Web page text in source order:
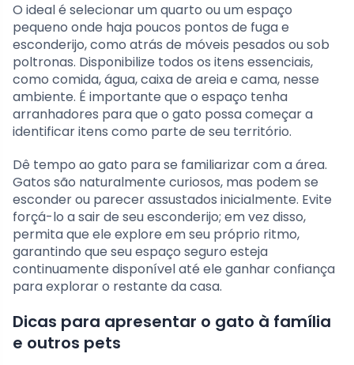
O ideal é selecionar um quarto ou um espaço
pequeno onde haja poucos pontos de fuga e
esconderijo, como atrás de móveis pesados ou sob
poltronas. Disponibilize todos os itens essenciais,
como comida, água, caixa de areia e cama, nesse
ambiente. É importante que o espaço tenha
arranhadores para que o gato possa começar a
identificar itens como parte de seu território.
Dê tempo ao gato para se familiarizar com a área.
Gatos são naturalmente curiosos, mas podem se
esconder ou parecer assustados inicialmente. Evite
forçá-lo a sair de seu esconderijo; em vez disso,
permita que ele explore em seu próprio ritmo,
garantindo que seu espaço seguro esteja
continuamente disponível até ele ganhar confiança
para explorar o restante da casa.
Dicas para apresentar o gato à família
e outros pets